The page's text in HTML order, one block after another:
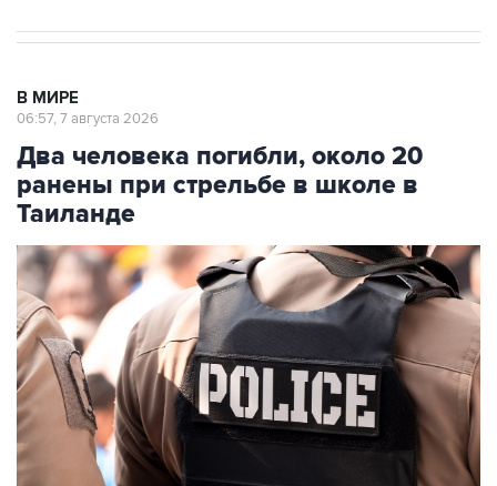
В МИРЕ
06:57, 7 августа 2026
Два человека погибли, около 20
ранены при стрельбе в школе в
Таиланде